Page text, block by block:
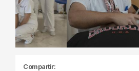
Compartir: